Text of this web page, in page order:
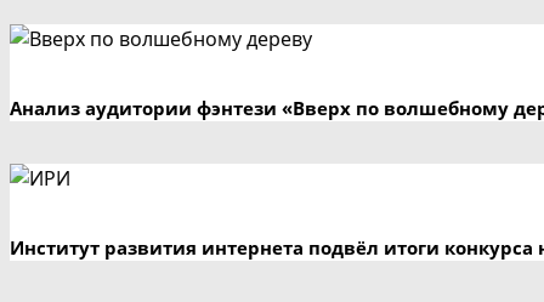
Анализ аудитории фэнтези «Вверх по волшебному
Институт развития интернета подвёл итоги